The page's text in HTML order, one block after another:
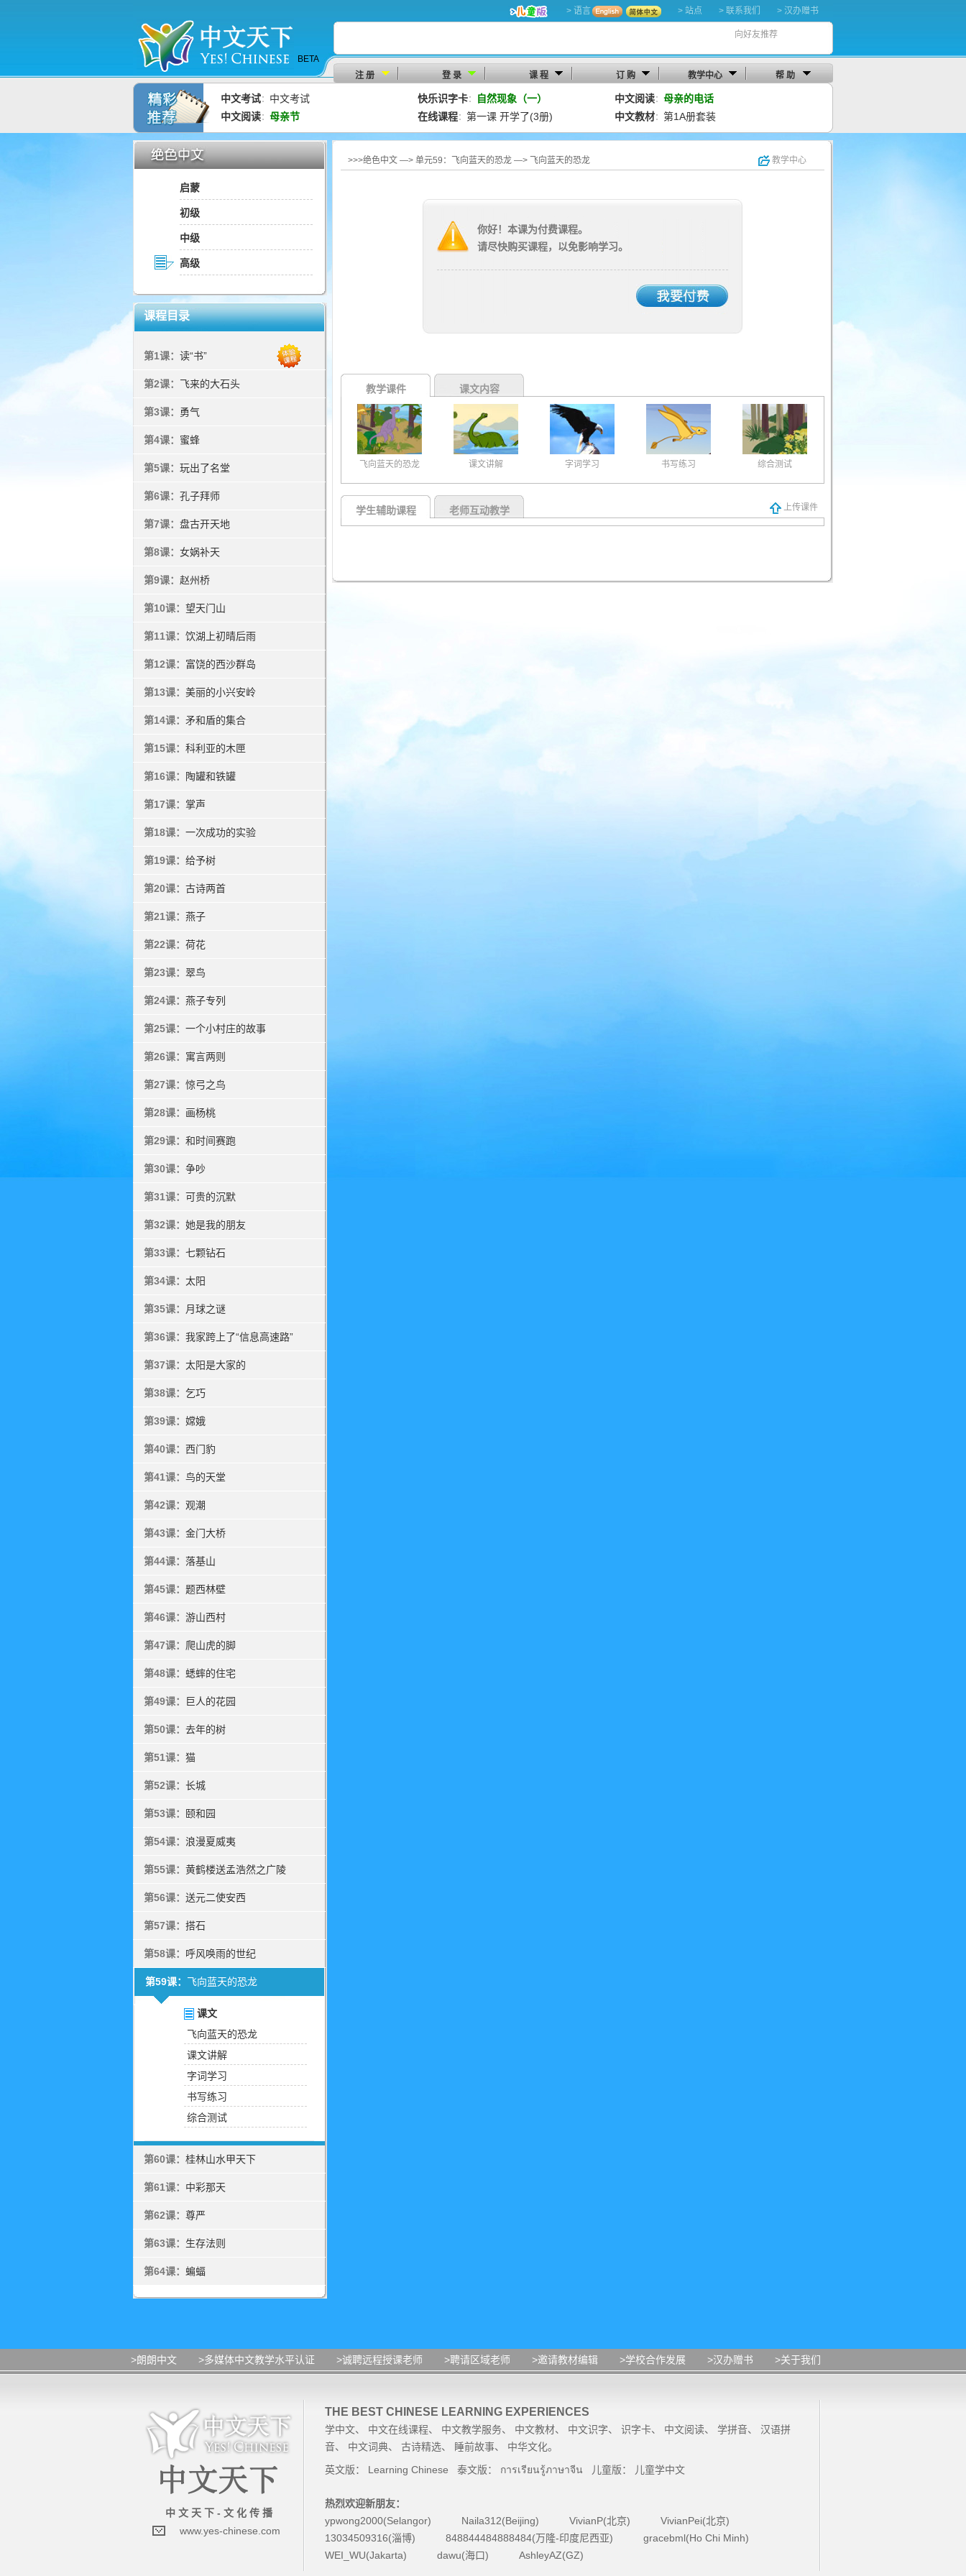
BETA
> 语言 > 站点 > 联系我们 > 汉办赠书
向好友推荐
注 册 登 录 课 程 订 购 教学中心 帮 助
中文考试： 中文考试 快乐识字卡： 自然现象（一） 中文阅读： 母亲的电话
中文阅读： 母亲节 在线课程： 第一课 开学了(3册) 中文教材： 第1A册套装
启蒙
初级
中级
高级
课程目录
第1课： 读“书”
第2课： 飞来的大石头
第3课： 勇气
第4课： 蜜蜂
第5课： 玩出了名堂
第6课： 孔子拜师
第7课： 盘古开天地
第8课： 女娲补天
第9课： 赵州桥
第10课： 望天门山
第11课： 饮湖上初晴后雨
第12课： 富饶的西沙群岛
第13课： 美丽的小兴安岭
第14课： 矛和盾的集合
第15课： 科利亚的木匣
第16课： 陶罐和铁罐
第17课： 掌声
第18课： 一次成功的实验
第19课： 给予树
第20课： 古诗两首
第21课： 燕子
第22课： 荷花
第23课： 翠鸟
第24课： 燕子专列
第25课： 一个小村庄的故事
第26课： 寓言两则
第27课： 惊弓之鸟
第28课： 画杨桃
第29课： 和时间赛跑
第30课： 争吵
第31课： 可贵的沉默
第32课： 她是我的朋友
第33课： 七颗钻石
第34课： 太阳
第35课： 月球之谜
第36课： 我家跨上了“信息高速路”
第37课： 太阳是大家的
第38课： 乞巧
第39课： 嫦娥
第40课： 西门豹
第41课： 鸟的天堂
第42课： 观潮
第43课： 金门大桥
第44课： 落基山
第45课： 题西林壁
第46课： 游山西村
第47课： 爬山虎的脚
第48课： 蟋蟀的住宅
第49课： 巨人的花园
第50课： 去年的树
第51课： 猫
第52课： 长城
第53课： 颐和园
第54课： 浪漫夏威夷
第55课： 黄鹤楼送孟浩然之广陵
第56课： 送元二使安西
第57课： 搭石
第58课： 呼风唤雨的世纪
第59课： 飞向蓝天的恐龙
课文
飞向蓝天的恐龙
课文讲解
字词学习
书写练习
综合测试
第60课： 桂林山水甲天下
第61课： 中彩那天
第62课： 尊严
第63课： 生存法则
第64课： 蝙蝠
>>>绝色中文 —> 单元59：飞向蓝天的恐龙 —> 飞向蓝天的恐龙 教学中心
你好！本课为付费课程。
请尽快购买课程，以免影响学习。
教学课件 课文内容
飞向蓝天的恐龙 课文讲解 字词学习 书写练习 综合测试
学生辅助课程 老师互动教学 上传课件
>朗朗中文 >多媒体中文教学水平认证 >诚聘远程授课老师 >聘请区域老师 >邀请教材编辑 >学校合作发展 >汉办赠书 >关于我们
中 文 天 下 - 文 化 传 播
www.yes-chinese.com
THE BEST CHINESE LEARNING EXPERIENCES
学中文、 中文在线课程、 中文教学服务、 中文教材、 中文识字、 识字卡、 中文阅读、 学拼音、 汉语拼
音、 中文词典、 古诗精选、 睡前故事、 中华文化。
英文版： Learning Chinese 泰文版： การเรียนรู้ภาษาจีน 儿童版： 儿童学中文
热烈欢迎新朋友：
ypwong2000(Selangor)
Naila312(Beijing) VivianP(北京)
VivianPei(北京)
13034509316(淄博)
848844484888484(万隆-印度尼西亚)
gracebml(Ho Chi Minh)
WEI_WU(Jakarta)
dawu(海口) AshleyAZ(GZ)